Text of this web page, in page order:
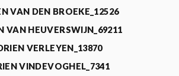
VAN DEN BROEKE_12526
VAN HEUVERSWIJN_69211
VERLEYEN_13870
VINDEVOGHEL_7341